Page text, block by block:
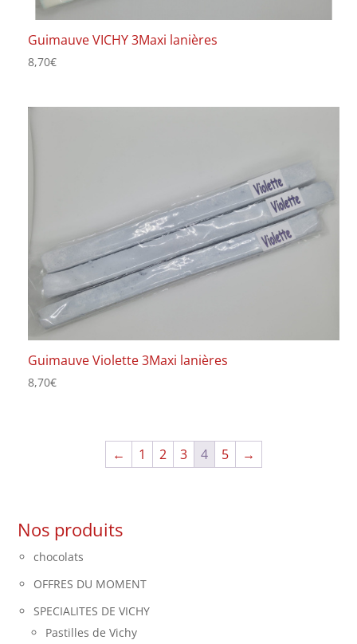
Guimauve VICHY 3Maxi lanières
8,70€
Guimauve Violette 3Maxi lanières
8,70€
← 1 2 3 4 5 →
Nos produits
chocolats
OFFRES DU MOMENT
SPECIALITES DE VICHY
Pastilles de Vichy